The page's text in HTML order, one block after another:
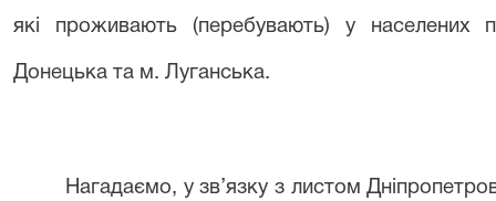
які проживають (перебувають) у населених
Донецька та м. Луганська.
Нагадаємо, у зв’язку з листом